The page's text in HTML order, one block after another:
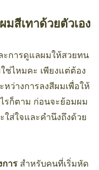
สีเทาด้วยตัวเอง
ะการดูแลผมให้สวยทน
ช่ไหมคะ เพียงแต่ต้อง
หว่างการลงสีผมเพื่อให้
รก็ตาม ก่อนจะย้อมผม
ใส่ใจและคำนึงถึงด้วย
การ สำหรับคนที่เริ่มหัด